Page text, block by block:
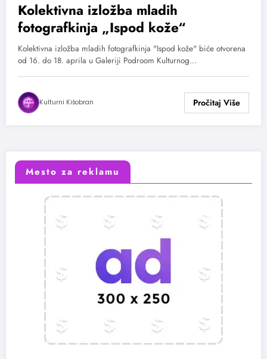
Kolektivna izložba mladih
fotografkinja „Ispod kože“
Kolektivna izložba mladih fotografkinja "Ispod kože" biće otvorena
od 16. do 18. aprila u Galeriji Podroom Kulturnog…
Kulturni Kišobran
Mesto za reklamu